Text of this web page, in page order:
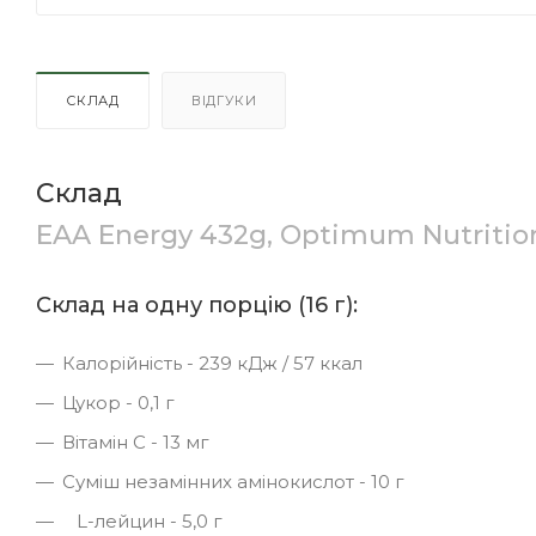
СКЛАД ВІДГУКИ
Склад
EAA Energy 432g, Optimum
Склад на одну порцію (16 г):
Калорійність - 239 кДж / 57 ккал
Цукор - 0,1 г
Вітамін С - 13 мг
Суміш незамінних амінокислот - 10 г
L-лейцин - 5,0 г